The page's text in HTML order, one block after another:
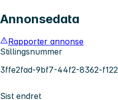
Annonsedata
Rapporter annonse
Stillingsnummer
3ffe2fad-9bf7-44f2-8362-
Sist endret